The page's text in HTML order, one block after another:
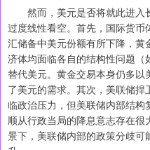
然而，美元是否将就此进入
过度线性看空。首先，国际货
汇储备中美元份额有所下降，
济体均面临各自的结构性问题
替代美元。黄金交易本身仍多
了美元的需求。其次，美联储
临政治压力，但美联储内部结
顺从行政当局的降息意志存在
景下，美联储内部的政策分歧